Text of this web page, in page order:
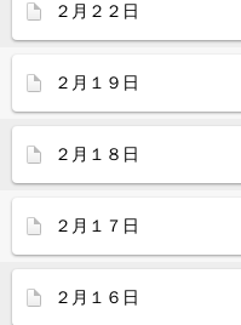
２月２２日
２月１９日
２月１８日
２月１７日
２月１６日